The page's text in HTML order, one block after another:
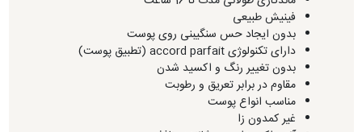
فینیش طبیعی
بدون ایجاد حس سنگیبنی روی پوست
دارای تکنولوژی accord parfait (تطبیق پوست)
بدون تغییر رنگ و اکسید شدن
مقاوم در برابر تعریق و رطوبت
مناسب انواع پوست
غیر کمدون زا